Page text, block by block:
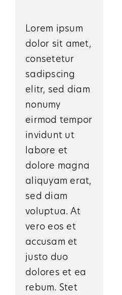
Lorem ipsum
dolor sit amet,
consetetur
sadipscing
elitr, sed diam
nonumy
eirmod tempor
invidunt ut
labore et
dolore magna
aliquyam erat,
sed diam
voluptua. At
vero eos et
accusam et
justo duo
dolores et ea
rebum. Stet